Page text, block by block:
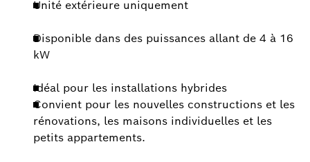
Unité extérieure uniquement
Disponible dans des puissances allant de 4 à 16
kW
Idéal pour les installations hybrides
Convient pour les nouvelles constructions et les
rénovations, les maisons individuelles et les
petits appartements.